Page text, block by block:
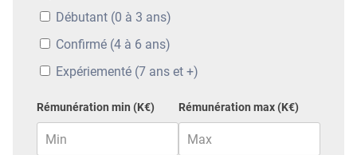
Débutant (0 à 3 ans)
Confirmé (4 à 6 ans)
Expériementé (7 ans et +)
Rémunération min (K€) Rémunération max (K€)